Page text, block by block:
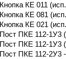
Кнопка КЕ 011
Кнопка КЕ 081
Кнопка КЕ 021
Пост ПКЕ 112-1У3
Пост ПКЕ 112-1У3
Пост ПКЕ 112-2У3